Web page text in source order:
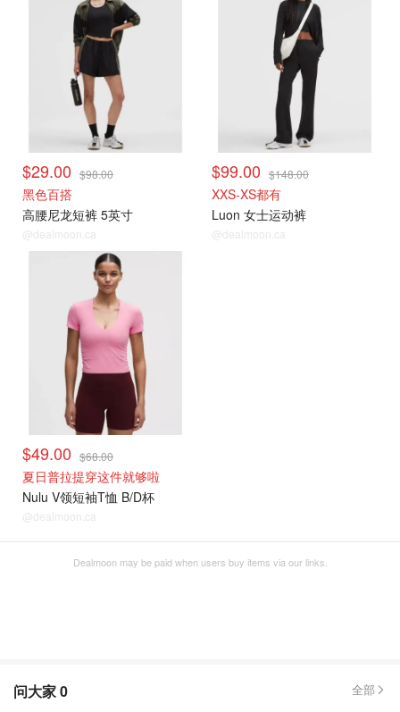
$29.00 $98.00
黑色百搭
高腰尼龙短裤 5英寸
@dealmoon.ca
$99.00 $148.00
XXS-XS都有
Luon 女士运动裤
@dealmoon.ca
$49.00 $68.00
夏日普拉提穿这件就够啦
Nulu V领短袖T恤 B/D杯
@dealmoon.ca
Dealmoon may be paid when users buy items via our links.
问大家0 全部